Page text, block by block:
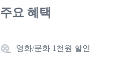
주요 혜택
영화/문화 1천원 할인